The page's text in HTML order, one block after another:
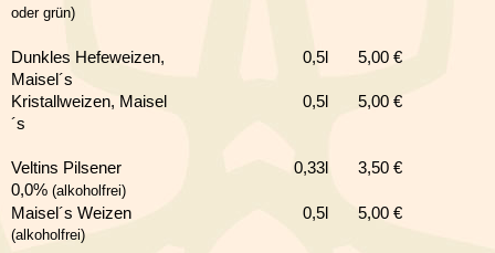
oder grün)
Dunkles Hefeweizen,
Maisel´s
0,5l 5,00 €
Kristallweizen, Maisel
´s
0,5l 5,00 €
Veltins Pilsener
0,0% (alkoholfrei)
0,33l 3,50 €
Maisel´s Weizen
(alkoholfrei)
0,5l 5,00 €